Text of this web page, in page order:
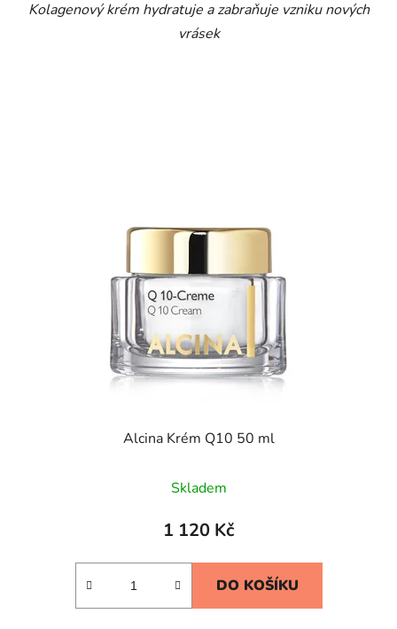
Kolagenový krém hydratuje a zabraňuje vzniku nových
vrásek
Alcina Krém Q10 50 ml
Skladem
1 120 Kč
DO KOŠÍKU